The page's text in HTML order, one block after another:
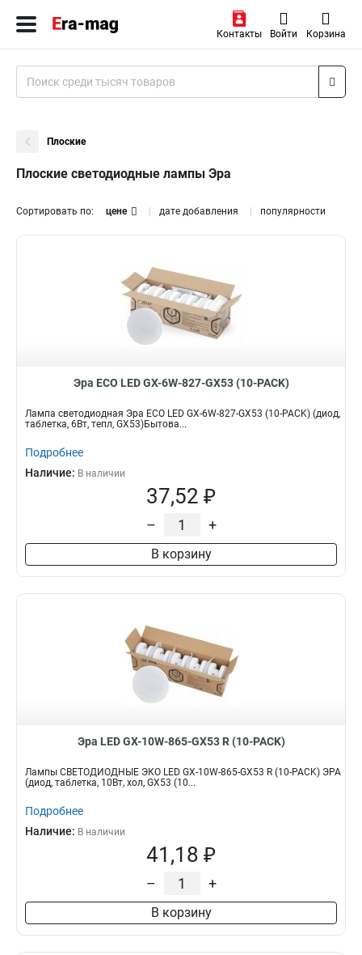
Контакты Войти Корзина
Плоские
Плоские светодиодные лампы Эра
Сортировать по: цене дате добавления популярности
Эра ECO LED GX-6W-827-GX53 (10-PACK)
Лампа светодиодная Эра ECO LED GX-6W-827-GX53 (10-PACK) (диод,
таблетка, 6Вт, тепл, GX53)Бытова...
Подробнее
Наличие: В наличии
37,52 ₽
– +
В корзину
Эра LED GX-10W-865-GX53 R (10-PACK)
Лампы СВЕТОДИОДНЫЕ ЭКО LED GX-10W-865-GX53 R (10-PACK) ЭРА
(диод, таблетка, 10Вт, хол, GX53 (10...
Подробнее
Наличие: В наличии
41,18 ₽
– +
В корзину